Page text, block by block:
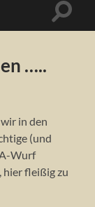
…..
in den
(und
Wurf
hier fleißig zu